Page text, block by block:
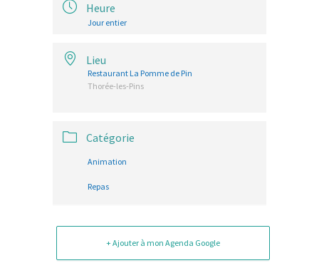
Heure
Jour entier
Lieu
Restaurant La Pomme de Pin
Thorée-les-Pins
Catégorie
Animation
Repas
+ Ajouter à mon Agenda Google